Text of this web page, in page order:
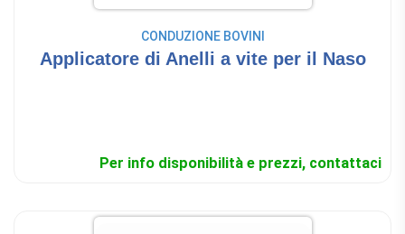
CONDUZIONE BOVINI
Applicatore di Anelli a vite per il Naso
Per info disponibilità e prezzi, contattaci